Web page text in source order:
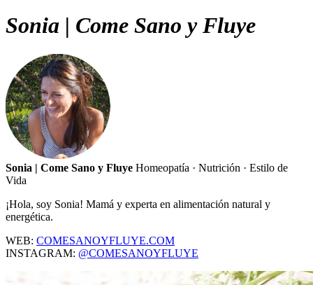
Sonia | Come Sano y Fluye
Sonia | Come Sano y Fluye Homeopatía · Nutrición · Estilo de
Vida
¡Hola, soy Sonia! Mamá y experta en alimentación natural y
energética.
WEB: COMESANOYFLUYE.COM
INSTAGRAM: @COMESANOYFLUYE